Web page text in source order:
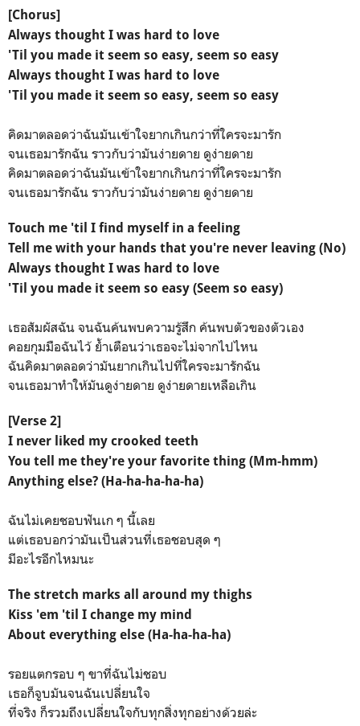
[Chorus]
Always thought I was hard to love
'Til you made it seem so easy, seem so easy
Always thought I was hard to love
'Til you made it seem so easy, seem so easy
คิดมาตลอดว่าฉันมันเข้าใจยากเกินกว่าที่ใครจะมารัก
จนเธอมารักฉัน ราวกับว่ามันง่ายดาย ดูง่ายดาย
คิดมาตลอดว่าฉันมันเข้าใจยากเกินกว่าที่ใครจะมารัก
จนเธอมารักฉัน ราวกับว่ามันง่ายดาย ดูง่ายดาย
Touch me 'til I find myself in a feeling
Tell me with your hands that you're never leaving (No)
Always thought I was hard to love
'Til you made it seem so easy (Seem so easy)
เธอสัมผัสฉัน จนฉันค้นพบความรู้สึก ค้นพบตัวของตัวเอง
คอยกุมมือฉันไว้ ย้ำเตือนว่าเธอจะไม่จากไปไหน
ฉันคิดมาตลอดว่ามันยากเกินไปที่ใครจะมารักฉัน
จนเธอมาทำให้มันดูง่ายดาย ดูง่ายดายเหลือเกิน
[Verse 2]
I never liked my crooked teeth
You tell me they're your favorite thing (Mm-hmm)
Anything else? (Ha-ha-ha-ha-ha)
ฉันไม่เคยชอบฟันเก ๆ นี้เลย
แต่เธอบอกว่ามันเป็นส่วนที่เธอชอบสุด ๆ
มีอะไรอีกไหมนะ
The stretch marks all around my thighs
Kiss 'em 'til I change my mind
About everything else (Ha-ha-ha-ha)
รอยแตกรอบ ๆ ขาที่ฉันไม่ชอบ
เธอก็จูบมันจนฉันเปลี่ยนใจ
ที่จริง ก็รวมถึงเปลี่ยนใจกับทุกสิ่งทุกอย่างด้วยล่ะ